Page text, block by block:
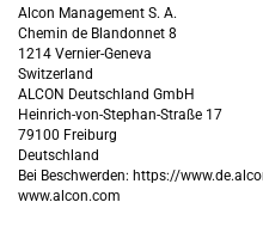
Alcon Management S. A.
Chemin de Blandonnet 8
1214 Vernier-Geneva
Switzerland
ALCON Deutschland GmbH
Heinrich-von-Stephan-Straße 17
79100 Freiburg
Deutschland
Bei Beschwerden: https://
www.alcon.com